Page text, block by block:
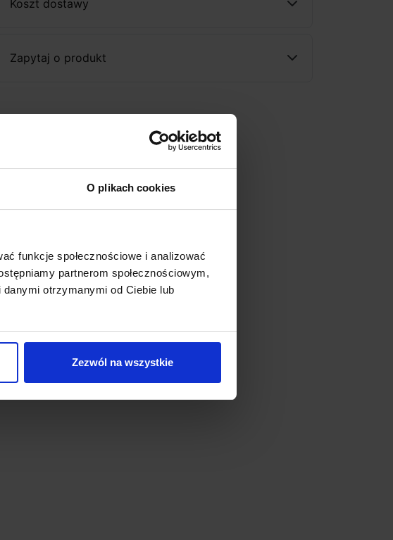
O plikach cookies
funkcje społecznościowe i analizować
partnerom społecznościowym,
otrzymanymi od Ciebie lub
Zezwól na wszystkie
Koszt dostawy
Zapytaj o produkt